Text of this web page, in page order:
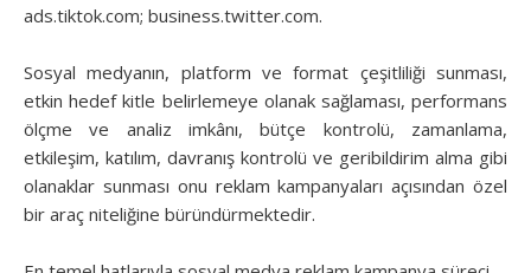
ads.tiktok.com; business.twitter.com.
Sosyal medyanın, platform ve format çeşitliliği sunması,
etkin hedef kitle belirlemeye olanak sağlaması, performans
ölçme ve analiz imkânı, bütçe kontrolü, zamanlama,
etkileşim, katılım, davranış kontrolü ve geribildirim alma gibi
olanaklar sunması onu reklam kampanyaları açısından özel
bir araç niteliğine büründürmektedir.